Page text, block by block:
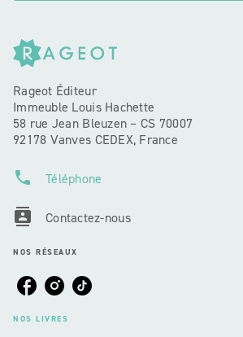
Rageot Éditeur
Immeuble Louis Hachette
58 rue Jean Bleuzen – CS 70007
92178 Vanves CEDEX, France
phone Téléphone
contacts Contactez-nous
NOS RÉSEAUX
NOS LIVRES